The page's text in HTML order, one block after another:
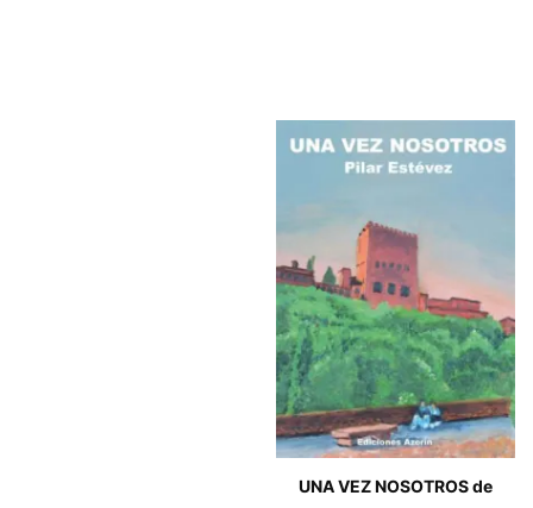
UNA VEZ NOSOTROS de